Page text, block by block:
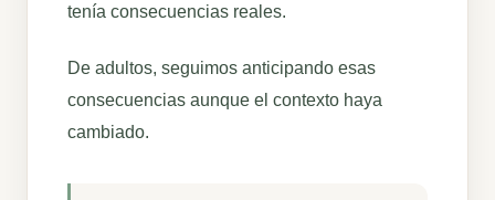
tenía consecuencias reales.
De adultos, seguimos anticipando esas
consecuencias aunque el contexto haya
cambiado.